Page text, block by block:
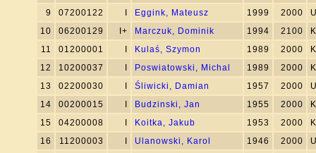
9
07200122 Eggink, Mateusz 1999 2000
10
06200129 I+ Marczuk, Dominik 1994 2100
11
01200001 Kulaś, Szymon 1989 2000
12
10200037 Poswiatowski, Michal 1989 2000
13
02200030 Śliwicki, Damian 1957 2000
14
00200015 Budzinski, Jan 1955 2000
15
04200008 Koitka, Jakub 1953 2000
16
11200003 Ulanowski, Karol 1946 2000